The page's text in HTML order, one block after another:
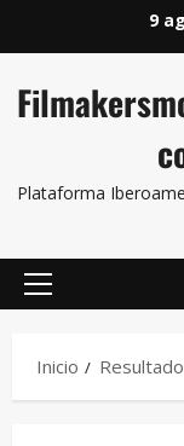
9
Plataforma
Inicio